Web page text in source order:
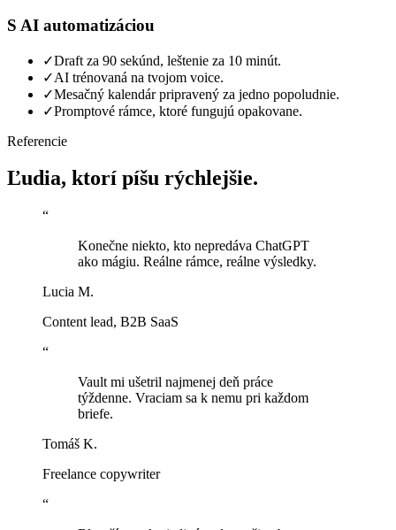
S AI automatizáciou
✓Draft za 90 sekúnd, leštenie za 10 minút.
✓AI trénovaná na tvojom voice.
✓Mesačný kalendár pripravený za jedno popoludnie.
✓Promptové rámce, ktoré fungujú opakovane.
Referencie
Ľudia, ktorí píšu rýchlejšie.
“
Konečne niekto, kto nepredáva ChatGPT
ako mágiu. Reálne rámce, reálne výsledky.
Lucia M.
Content lead, B2B SaaS
“
Vault mi ušetril najmenej deň práce
týždenne. Vraciam sa k nemu pri každom
briefe.
Tomáš K.
Freelance copywriter
“